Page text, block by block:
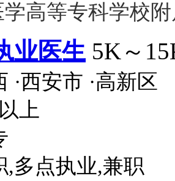
高等专科学校
业医生 5K～
·西安市 ·高新区
上
,多点执业,兼职